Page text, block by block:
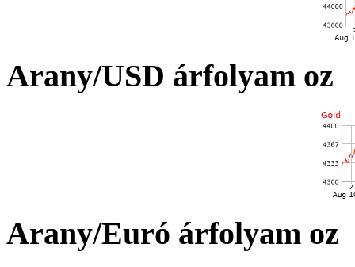
Arany/USD árfolyam oz
Arany/Euró árfolyam oz